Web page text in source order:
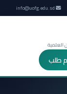
العلمية
طلب